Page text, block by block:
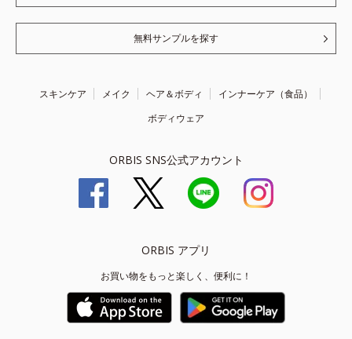
無料サンプルを探す
スキンケア メイク ヘア＆ボディ
インナーケア（食品）
ボディウェア
ORBIS SNS公式アカウント
ORBIS アプリ
お買い物をもっと楽しく、便利に！